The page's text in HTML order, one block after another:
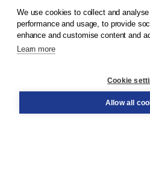
© 2026Koninklijke Boom uitgevers
Order
We use cookies to collect and
performance and usage, to provide
enhance and customise content and
Learn more
Cookie
Allow all